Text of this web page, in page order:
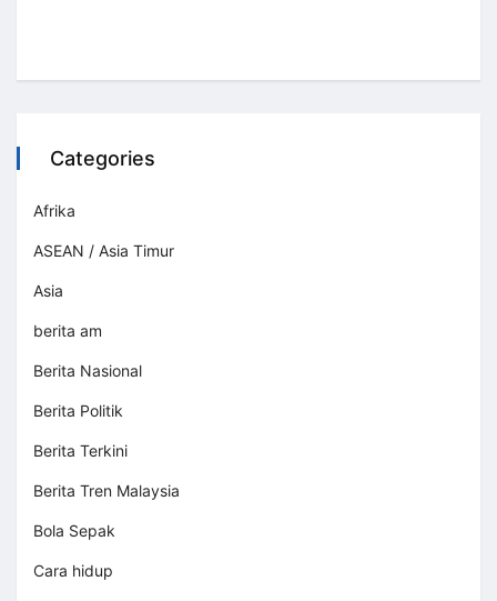
Categories
Afrika
ASEAN / Asia Timur
Asia
berita am
Berita Nasional
Berita Politik
Berita Terkini
Berita Tren Malaysia
Bola Sepak
Cara hidup